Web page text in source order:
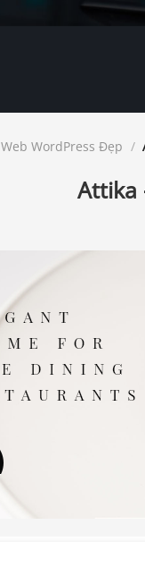
Web WordPress Đẹp /
Attika